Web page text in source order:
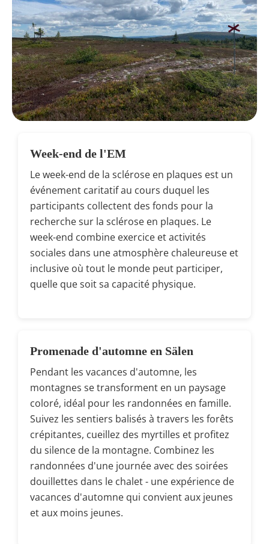
Week-end de l'EM
Le week-end de la sclérose en plaques est un
événement caritatif au cours duquel les
participants collectent des fonds pour la
recherche sur la sclérose en plaques. Le
week-end combine exercice et activités
sociales dans une atmosphère chaleureuse et
inclusive où tout le monde peut participer,
quelle que soit sa capacité physique.
Promenade d'automne en Sälen
Pendant les vacances d'automne, les
montagnes se transforment en un paysage
coloré, idéal pour les randonnées en famille.
Suivez les sentiers balisés à travers les forêts
crépitantes, cueillez des myrtilles et profitez
du silence de la montagne. Combinez les
randonnées d'une journée avec des soirées
douillettes dans le chalet - une expérience de
vacances d'automne qui convient aux jeunes
et aux moins jeunes.